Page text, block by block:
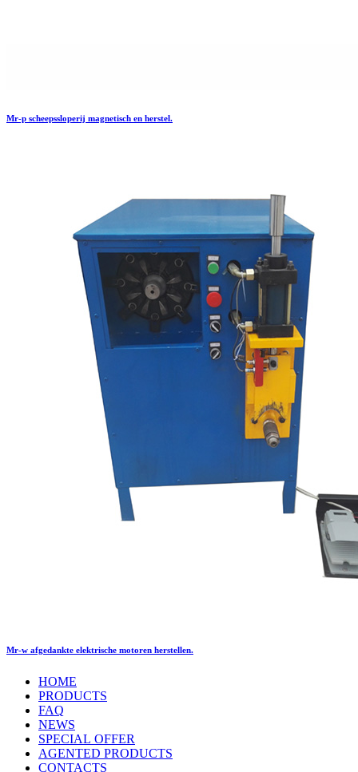
Mr-p scheepssloperij magnetisch en herstel.
Mr-w afgedankte elektrische motoren herstellen.
HOME
PRODUCTS
FAQ
NEWS
SPECIAL OFFER
AGENTED PRODUCTS
CONTACTS